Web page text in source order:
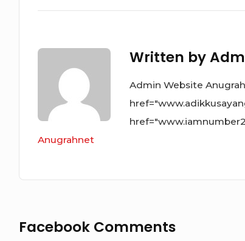
Written by
Admin Website
Anugrahnet
Facebook Comments